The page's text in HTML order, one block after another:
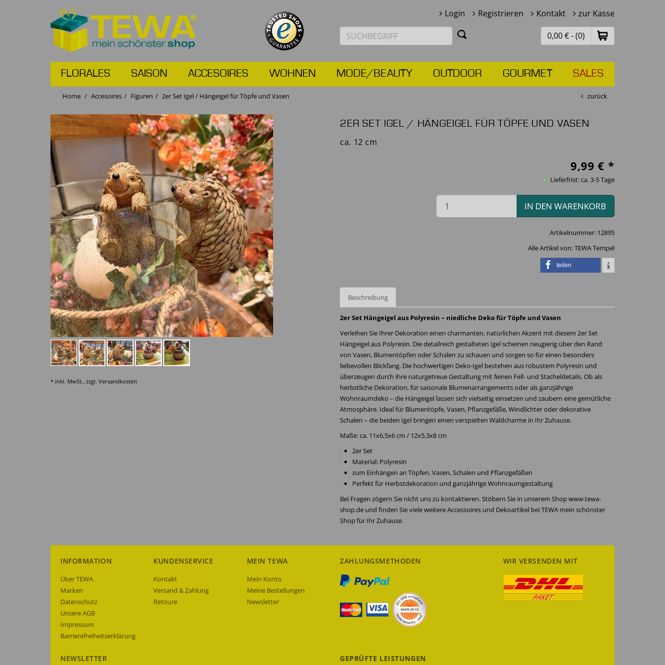
Login Registrieren Kontakt zur Kasse
0,00 € - (0)
FLORALES SAISON ACCESOIRES WOHNEN MODE/BEAUTY OUTDOOR GOURMET SALES
Home Accesoires Figuren 2er Set Igel / Hängeigel für Töpfe und Vasen zurück
* inkl. MwSt., zzgl. Versandkosten
2ER SET IGEL / HÄNGEIGEL FÜR TÖPFE UND VASEN
ca. 12 cm
9,99 € *
Lieferfrist: ca. 3-5 Tage
IN DEN WARENKORB
Artikelnummer: 12895
Alle Artikel von:TEWA Tempel
teilen
Beschreibung
2er Set Hängeigel aus Polyresin – niedliche Deko für Töpfe und Vasen
Verleihen Sie Ihrer Dekoration einen charmanten, natürlichen Akzent mit diesem 2er Set
Hängeigel aus Polyresin. Die detailreich gestalteten Igel scheinen neugierig über den Rand
von Vasen, Blumentöpfen oder Schalen zu schauen und sorgen so für einen besonders
liebevollen Blickfang. Die hochwertigen Deko-Igel bestehen aus robustem Polyresin und
überzeugen durch ihre naturgetreue Gestaltung mit feinen Fell- und Stacheldetails. Ob als
herbstliche Dekoration, für saisonale Blumenarrangements oder als ganzjährige
Wohnraumdeko – die Hängeigel lassen sich vielseitig einsetzen und zaubern eine gemütliche
Atmosphäre. Ideal für Blumentöpfe, Vasen, Pflanzgefäße, Windlichter oder dekorative
Schalen – die beiden Igel bringen einen verspielten Waldcharme in Ihr Zuhause.
Maße: ca. 11x6,5x6 cm / 12x5,3x8 cm
2er Set
Material: Polyresin
zum Einhängen an Töpfen, Vasen, Schalen und Pflanzgefäßen
Perfekt für Herbstdekoration und ganzjährige Wohnraumgestaltung
Bei Fragen zögern Sie nicht uns zu kontaktieren. Stöbern Sie in unserem Shop www.tewa-
shop.de und finden Sie viele weitere Accessoires und Dekoartikel bei TEWA mein schönster
Shop für Ihr Zuhause.
INFORMATION
Über TEWA
Marken
Datenschutz
Unsere AGB
Impressum
Barrierefreiheitserklärung
KUNDENSERVICE
Kontakt
Versand & Zahlung
Retoure
MEIN TEWA
Mein Konto
Meine Bestellungen
Newsletter
ZAHLUNGSMETHODEN WIR VERSENDEN MIT
NEWSLETTER GEPRÜFTE LEISTUNGEN